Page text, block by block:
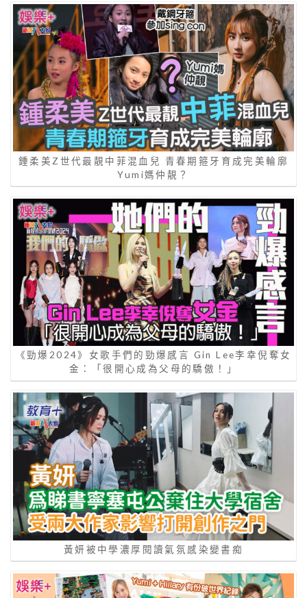
鍾柔美Z世代最靚中菲混血兒 青春期箍牙育成完美輪廓
Yumi媽仲靚？
《勁爆2024》女歌手們的勁爆感言 Gin Lee李幸倪奪女
金：「很開心成為父母的驕傲！」
黃妍被中學濃厚閱讀氣氛感染變書痴